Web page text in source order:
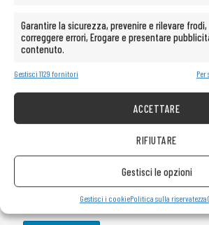
Garantire la sicurezza, prevenire e rilevare frodi,
correggere errori, Erogare e presentare
contenuto.
Gestisci 1129 fornitori
ACCETTARE
RIFIUTARE
Gestisci le opzioni
Gestisci i cookiePolitica sulla riservatezza
Data di acquisto